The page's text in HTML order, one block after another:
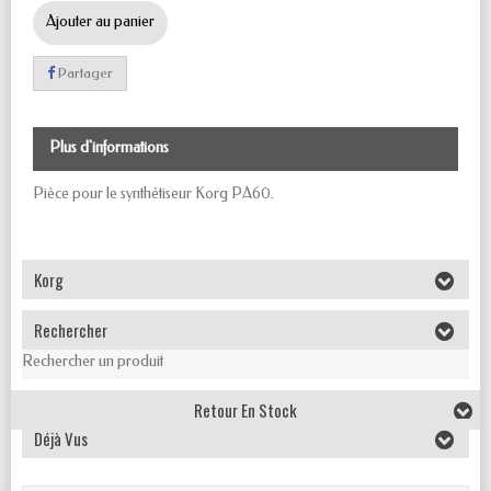
Ajouter au panier
Partager
Plus d'informations
Pièce pour le synthétiseur Korg PA60.
Korg
Rechercher
Rechercher un produit
Retour En Stock
Déjà Vus